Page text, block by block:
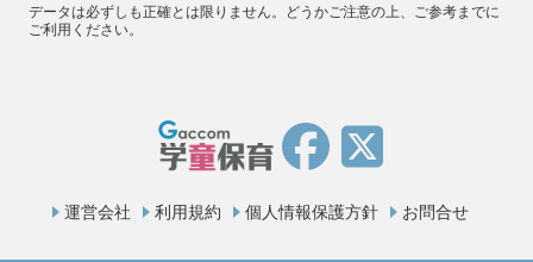
データは必ずしも正確とは限りません。どうかご注意の上、ご参考までに
ご利用ください。
運営会社 利用規約 個人情報保護方針 お問合せ